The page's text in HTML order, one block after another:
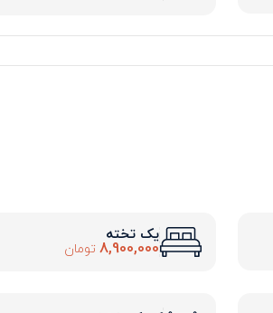
یک تخته
8,900,000 تومان